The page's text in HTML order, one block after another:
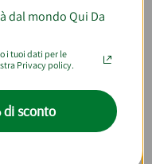
secondo la
da ebrei
tradizionali.
più articolate
questo elenco,
la preparazione
Alcuni studiosi
miri a
di proteine
dal mondo Qui Da
i tuoi dati per le
Privacy policy.
di sconto